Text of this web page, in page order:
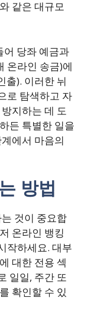
같은 대규모
어 당좌 예금과
온라인 송금)에
출). 이러한 뉘
로 탐색하고 자
지하는 데 도
든 특별한 일을
에서 마음의
방법
것이 중요합
온라인 뱅킹
작하세요. 대부
대한 전용 섹
일일, 주간 또
확인할 수 있